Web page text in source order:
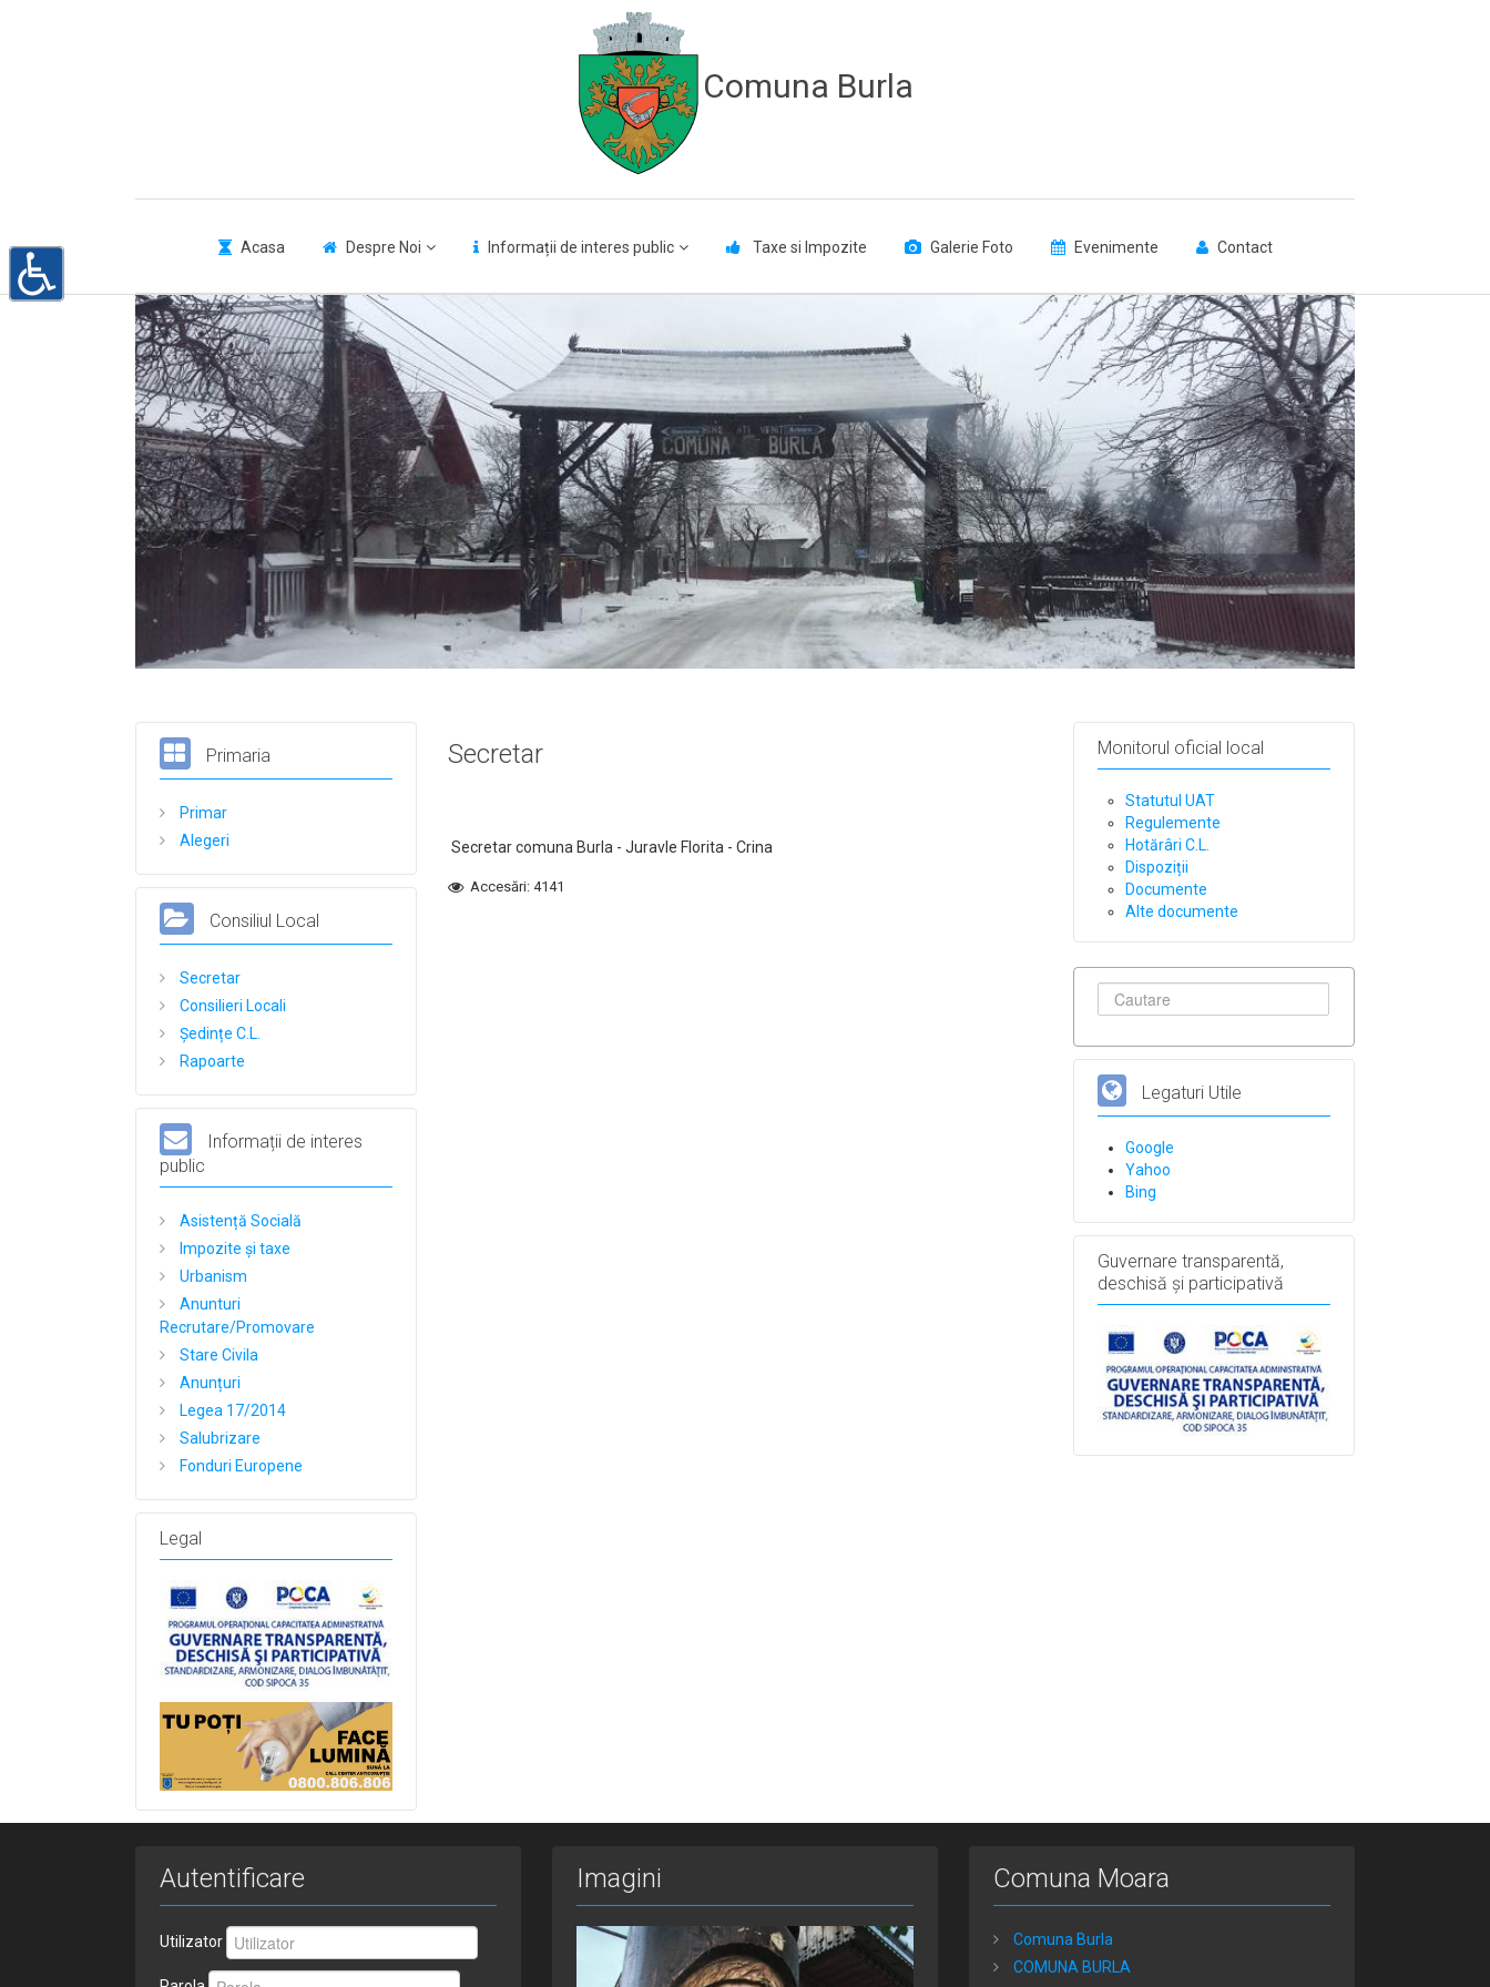
Comuna Burla
Acasa Despre Noi Informații de interes public Taxe si Impozite Galerie Foto Evenimente Contact
Primaria
Primar
Alegeri
Consiliul Local
Secretar
Consilieri Locali
Ședințe C.L.
Rapoarte
Informații de interes
public
Asistență Socială
Impozite și taxe
Urbanism
Anunturi
Recrutare/Promovare
Stare Civila
Anunțuri
Legea 17/2014
Salubrizare
Fonduri Europene
Legal
Secretar
Secretar comuna Burla - Juravle Florita - Crina
Accesări: 4141
Monitorul oficial local
Statutul UAT
Regulemente
Hotărâri C.L.
Dispoziții
Documente
Alte documente
Legaturi Utile
Google
Yahoo
Bing
Guvernare transparentă,
deschisă și participativă
Autentificare
Utilizator
Imagini Comuna Moara
Comuna Burla
COMUNA BURLA